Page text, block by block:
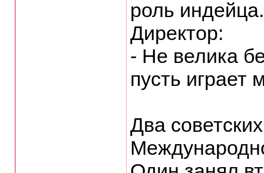
роль индейца.
Директор:
- Не велика
пусть играет
Два